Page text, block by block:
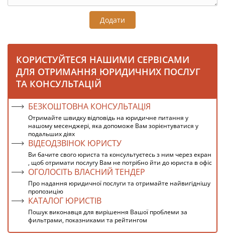
Додати
КОРИСТУЙТЕСЯ НАШИМИ СЕРВІСАМИ
ДЛЯ ОТРИМАННЯ ЮРИДИЧНИХ ПОСЛУГ
ТА КОНСУЛЬТАЦІЙ
БЕЗКОШТОВНА КОНСУЛЬТАЦІЯ
Отримайте швидку відповідь на юридичне питання у
нашому месенджері, яка допоможе Вам зорієнтуватися у
подальших діях
ВІДЕОДЗВІНОК ЮРИСТУ
Ви бачите свого юриста та консультуєтесь з ним через екран
, щоб отримати послугу Вам не потрібно йти до юриста в офіс
ОГОЛОСІТЬ ВЛАСНИЙ ТЕНДЕР
Про надання юридичної послуги та отримайте найвигіднішу
пропозицію
КАТАЛОГ ЮРИСТІВ
Пошук виконавця для вирішення Вашої проблеми за
фильтрами, показниками та рейтингом